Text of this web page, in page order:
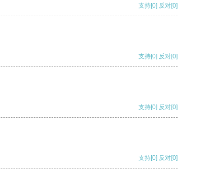
支持[0] 反对[0]
支持[0] 反对[0]
支持[0] 反对[0]
支持[0] 反对[0]